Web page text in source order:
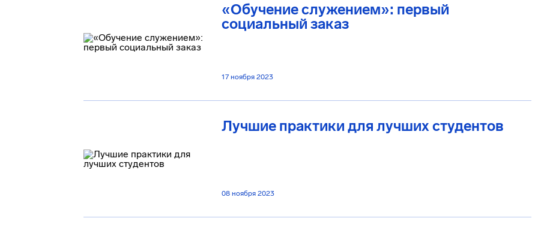
«Обучение служением»: первый
социальный заказ
17 ноября 2023
Лучшие практики для лучших студентов
08 ноября 2023